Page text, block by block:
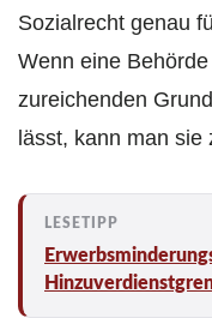
Sozialrecht genau
Wenn eine
zureichenden
lässt, kann man